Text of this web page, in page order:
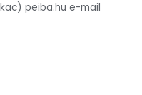
peiba.hu e-mail